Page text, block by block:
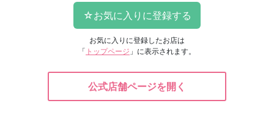
お気に入りに登録したお店は
「 トップページ 」に表示されます。
公式店舗ページを開く